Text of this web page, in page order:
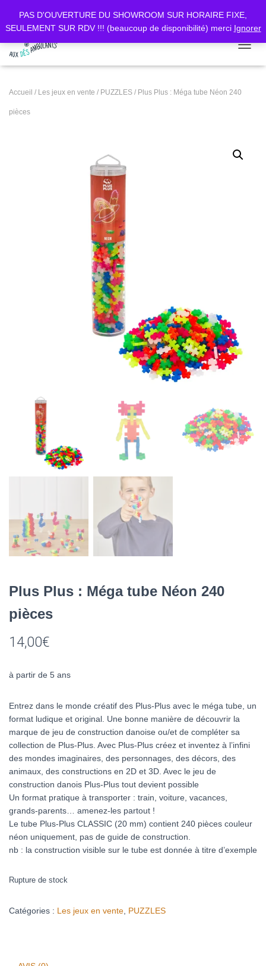
PAS D'OUVERTURE DU SHOWROOM SUR HORAIRE FIXE,
SEULEMENT SUR RDV !!! (beaucoup de disponibilité) merci Ignorer
Accueil / Les jeux en vente / PUZZLES / Plus Plus : Méga tube Néon 240
pièces
Plus Plus : Méga tube Néon 240
pièces
14,00€
à partir de 5 ans
Entrez dans le monde créatif des Plus-Plus avec le méga tube, un
format ludique et original. Une bonne manière de découvrir la
marque de jeu de construction danoise ou/et de compléter sa
collection de Plus-Plus. Avec Plus-Plus créez et inventez à l’infini
des mondes imaginaires, des personnages, des décors, des
animaux, des constructions en 2D et 3D. Avec le jeu de
construction danois Plus-Plus tout devient possible
Un format pratique à transporter : train, voiture, vacances,
grands-parents… amenez-les partout !
Le tube Plus-Plus CLASSIC (20 mm) contient 240 pièces couleur
néon uniquement, pas de guide de construction.
nb : la construction visible sur le tube est donnée à titre d’exemple
Rupture de stock
Catégories : Les jeux en vente PUZZLES